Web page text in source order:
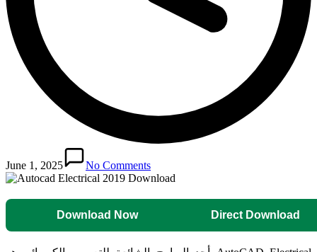
June 1, 2025 No Comments
Download Now Direct Download